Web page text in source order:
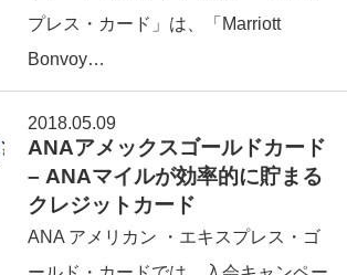
プレス・カード」は、「Marriott
Bonvoy…
2018.05.09
ANAアメックスゴールドカード
– ANAマイルが効率的に貯まる
クレジットカード
ANA アメリカン ・エキスプレス・ゴ